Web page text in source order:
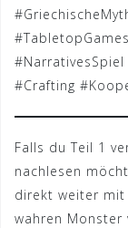
#Crafting
Falls du Teil 1
nachlesen
direkt weiter mit
wahren